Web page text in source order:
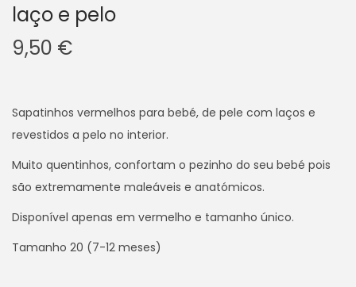
laço e pelo
9,50 €
Sapatinhos vermelhos para bebé, de pele com laços e
revestidos a pelo no interior.
Muito quentinhos, confortam o pezinho do seu bebé pois
são extremamente maleáveis e anatómicos.
Disponível apenas em vermelho e tamanho único.
Tamanho 20 (7-12 meses)